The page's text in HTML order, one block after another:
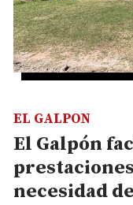
El Galpón
necesidad
EL GALPON